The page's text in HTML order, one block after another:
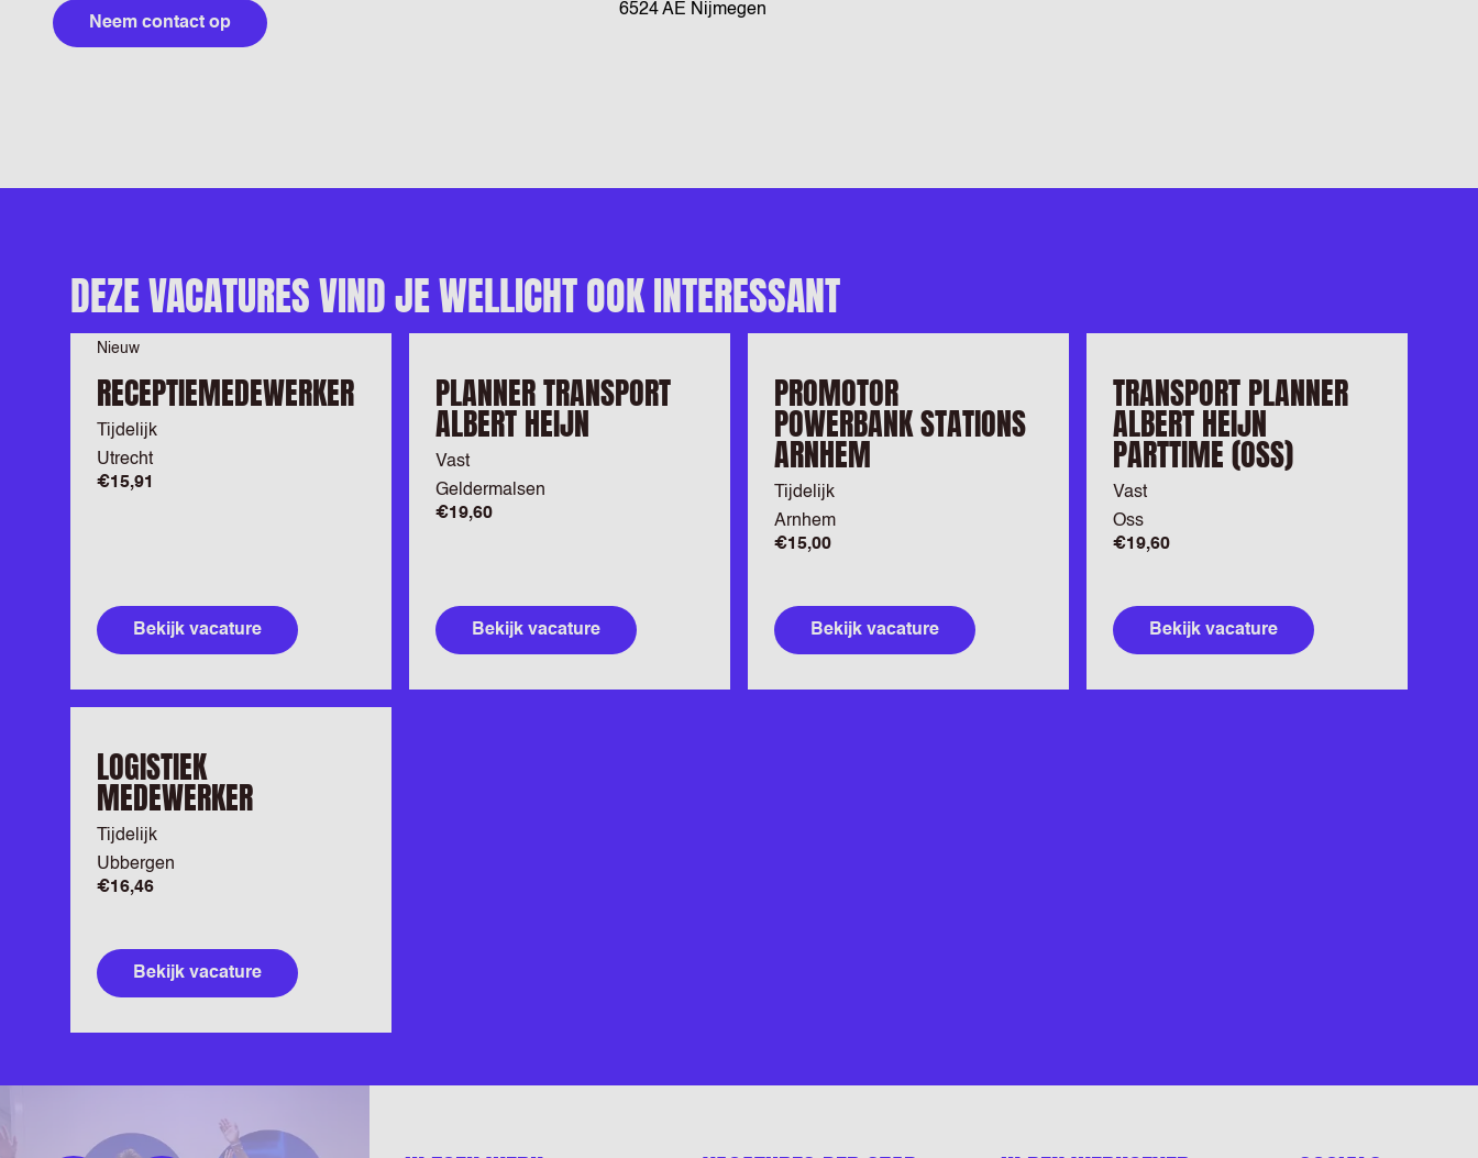
Neem contact op
6524 AE Nijmegen
DEZE VACATURES VIND JE WELLICHT OOK INTERESSANT
Nieuw
RECEPTIEMEDEWERKER
Tijdelijk
Utrecht
€15,91
Bekijk vacature
PLANNER TRANSPORT
ALBERT HEIJN
Vast
Geldermalsen
€19,60
Bekijk vacature
PROMOTOR
POWERBANK STATIONS
ARNHEM
Tijdelijk
Arnhem
€15,00
Bekijk vacature
TRANSPORT PLANNER
ALBERT HEIJN
PARTTIME (OSS)
Vast
Oss
€19,60
Bekijk vacature
LOGISTIEK
MEDEWERKER
Tijdelijk
Ubbergen
€16,46
Bekijk vacature